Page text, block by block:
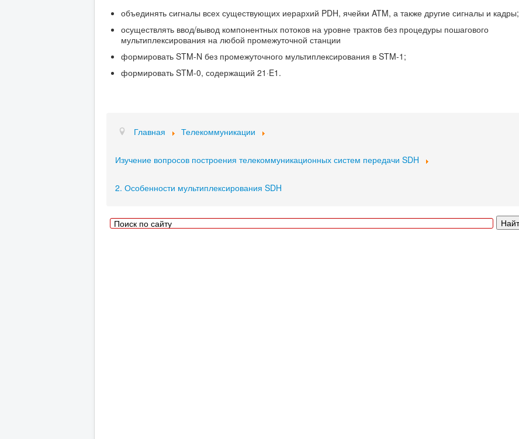
объединять сигналы всех существующих иерархий PDH, ячейки ATM, а также другие сигналы и кадры;
осуществлять ввод/вывод компонентных потоков на уровне трактов без процедуры пошагового
мультиплексирования на любой промежуточной станции
формировать STM-N без промежуточного мультиплексирования в STM-1;
формировать STM-0, содержащий 21·E1.
Главная Телекоммуникации
Изучение вопросов построения телекоммуникационных систем передачи SDH
2. Особенности мультиплексирования SDH